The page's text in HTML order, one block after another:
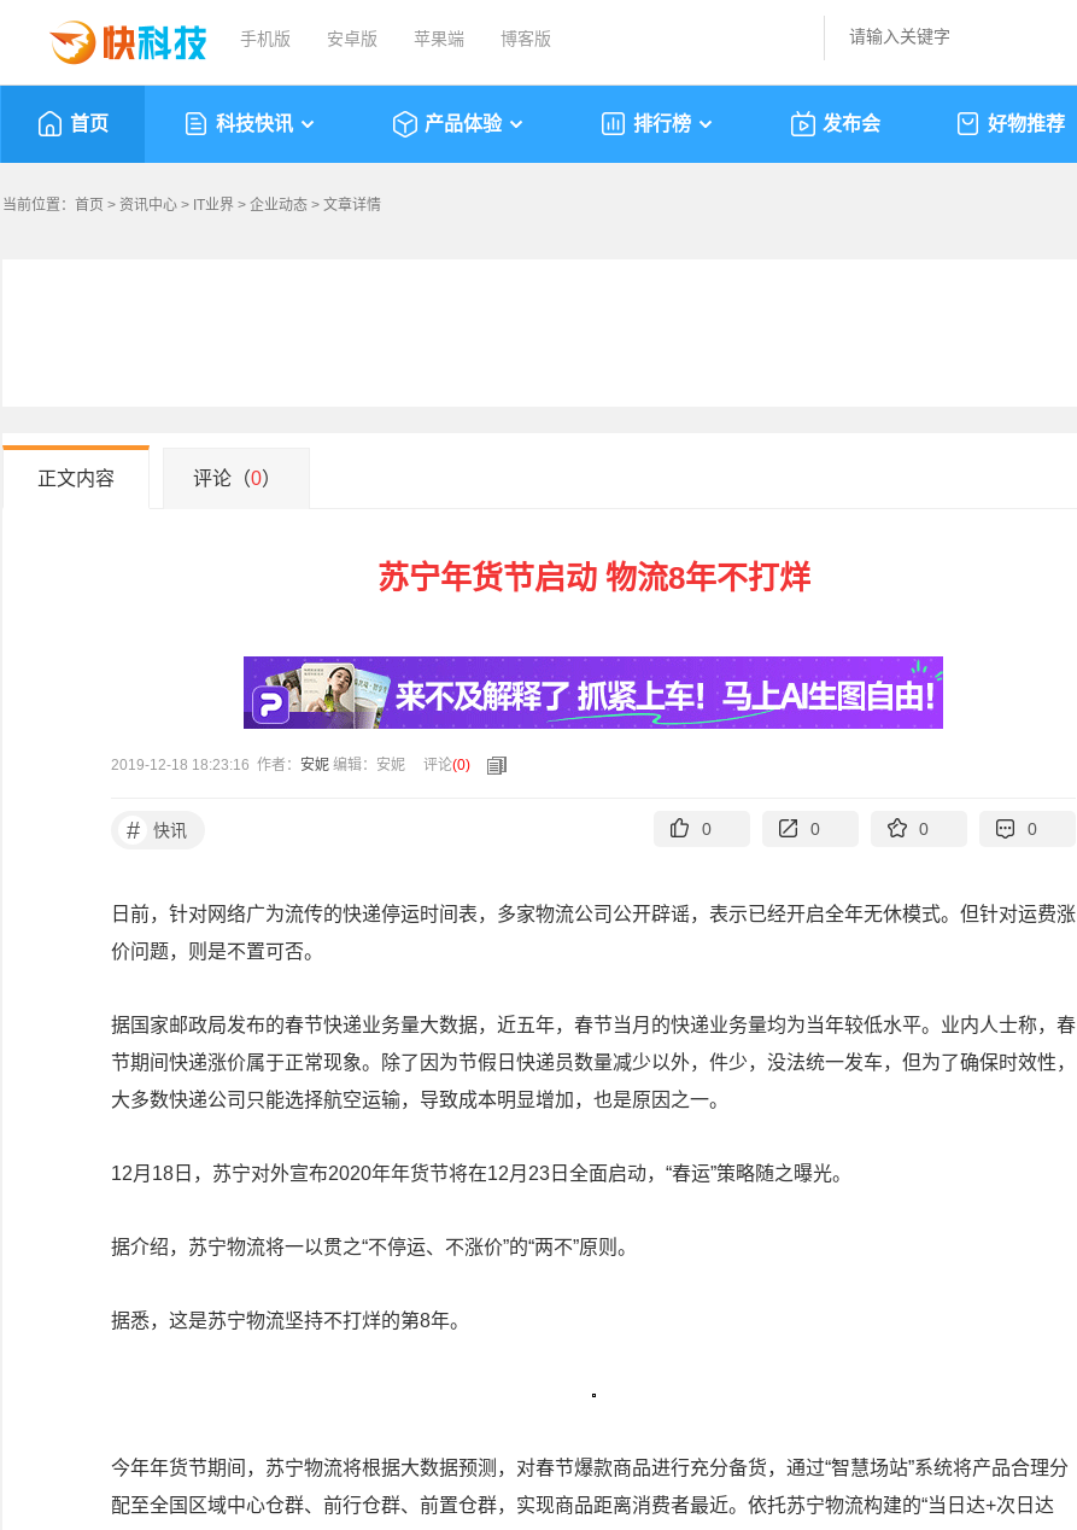
手机版 安卓版 苹果端 博客版
首页 科技快讯 产品体验 排行榜 发布会 好物推荐
当前位置： 首页 > 资讯中心 > IT业界 > 企业动态 > 文章详情
正文内容 评论（0）
苏宁年货节启动 物流8年不打烊
2019-12-18 18:23:16 作者： 安妮 编辑：安妮 评论(0)
# 快讯 0 0 0 0
日前，针对网络广为流传的快递停运时间表，多家物流公司公开辟谣，表示已经开启全年无休模式。但针对运费涨
价问题，则是不置可否。
据国家邮政局发布的春节快递业务量大数据，近五年，春节当月的快递业务量均为当年较低水平。业内人士称，春
节期间快递涨价属于正常现象。除了因为节假日快递员数量减少以外，件少，没法统一发车，但为了确保时效性，
大多数快递公司只能选择航空运输，导致成本明显增加，也是原因之一。
12月18日，苏宁对外宣布2020年年货节将在12月23日全面启动，“春运”策略随之曝光。
据介绍，苏宁物流将一以贯之“不停运、不涨价”的“两不”原则。
据悉，这是苏宁物流坚持不打烊的第8年。
今年年货节期间，苏宁物流将根据大数据预测，对春节爆款商品进行充分备货，通过“智慧场站”系统将产品合理分
配至全国区域中心仓群、前行仓群、前置仓群，实现商品距离消费者最近。依托苏宁物流构建的“当日达+次日达